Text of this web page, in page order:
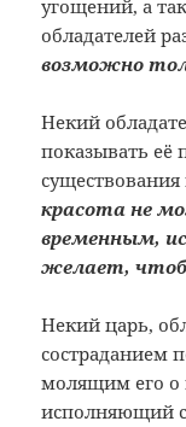
угощений, а
обладателей
возможно
Некий
показывать её
красота не
временным,
желает,
Некий царь,
состраданием
молящим его о
исполняющий